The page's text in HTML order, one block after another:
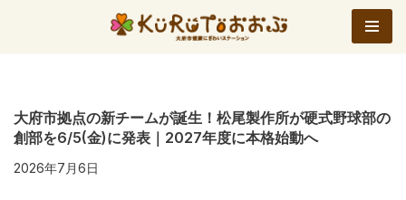
ン
ツ
へ
大府市拠点の新チームが誕生！松尾製作所が硬式野球部の
創部を6/5(金)に発表｜2027年度に本格始動へ
2026年7月6日